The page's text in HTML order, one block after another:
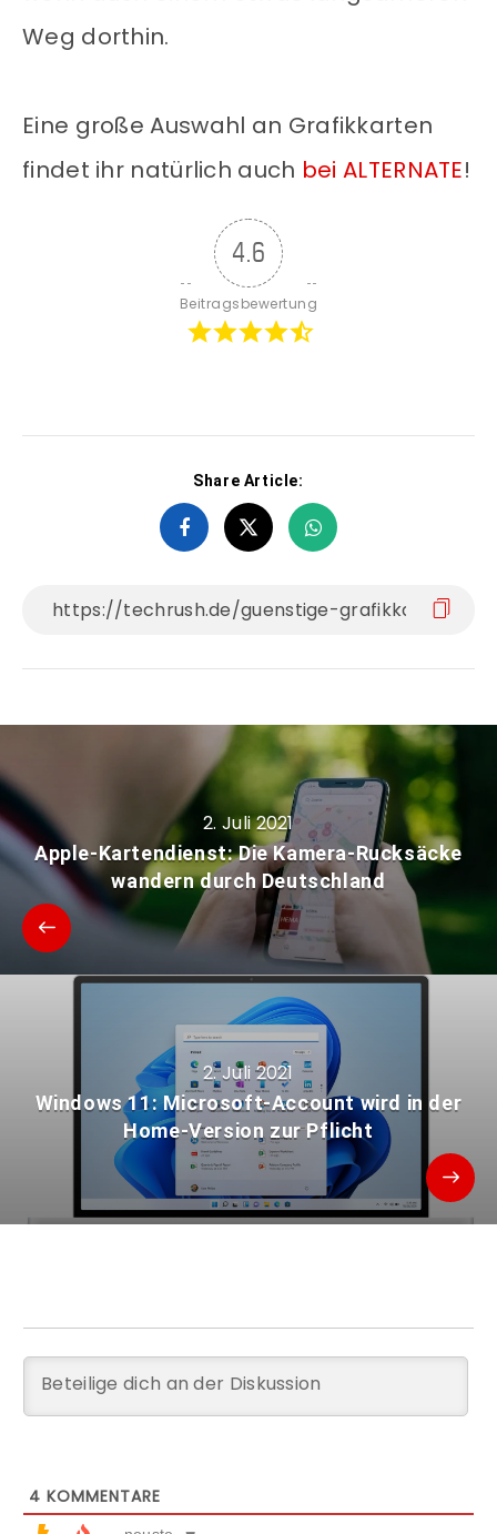
Weg dorthin.
Eine große Auswahl an Grafikkarten
findet ihr natürlich auch bei ALTERNATE!
4.6
Beitragsbewertung
Share Article:
2. Juli 2021
Apple-Kartendienst: Die Kamera-Rucksäcke
wandern durch Deutschland
2. Juli 2021
Windows 11: Microsoft-Account wird in der
Home-Version zur Pflicht
4 KOMMENTARE